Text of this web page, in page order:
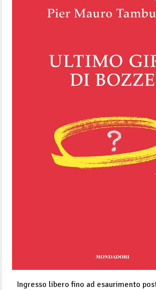
Ingresso libero fino ad esaurimento